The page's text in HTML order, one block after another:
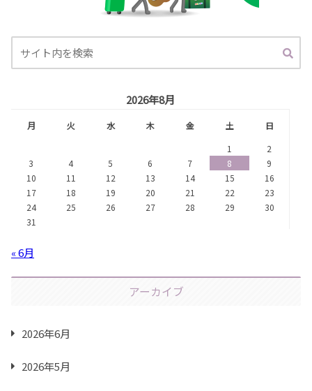
2026年8月
月 火 水 木 金 土
日
1
2
3
4 5 6 7 8
9
10
11 12 13 14 15
16
17
18 19 20 21 22
23
24
25 26 27 28 29
30
31
« 6月
アーカイブ
2026年6月
2026年5月